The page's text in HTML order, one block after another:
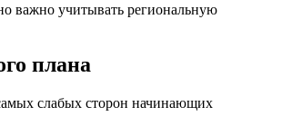
важно учитывать региональную
плана
слабых сторон начинающих